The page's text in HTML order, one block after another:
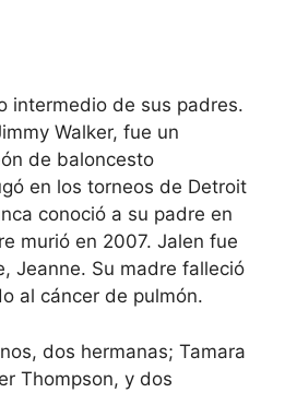
intermedio de sus padres.
Walker, fue un
de baloncesto
en los torneos de Detroit
conoció a su padre en
murió en 2007. Jalen fue
Jeanne. Su madre falleció
al cáncer de pulmón.
dos hermanas; Tamara
Thompson, y dos